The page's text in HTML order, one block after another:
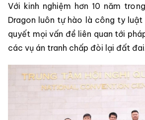
Với kinh nghiệm hơn 10 năm
Dragon luôn tự hào là công ty
quyết mọi vấn đề liên quan tới
các vụ án tranh chấp đòi lại đất